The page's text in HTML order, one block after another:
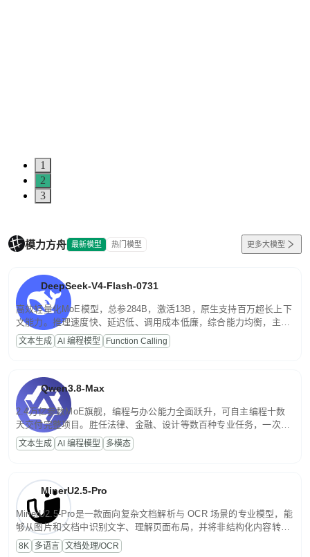
1
2
3
模力方舟 最新模型 热门模型 更多大模型
DeepSeek-V4-Flash-0731
高效轻量化MoE模型，总参284B，激活13B，原生支持百万超长上下
文能力。推理速度快、延迟低、调用成本低廉，综合能力均衡，主打
高并发、轻量化任务，适合日常对话、内容创作、基础 RAG、批量
文案处理等普惠刚需场景。
文本生成 AI 编程模型 Function Calling
Qwen3.8-Max
2.4万亿参数MoE旗舰，编程与办公能力全面跃升，可自主编程十数
天交付完整项目。胜任法律、金融、设计等数百种专业任务，一次对
话端到端交付生产级成果。原生视觉理解贯穿规划、执行与验证全流
程，支持超长文档与长视频的深度语义解析。长程任务中自主规划与
文本生成 AI 编程模型 多模态
MinerU2.5-Pro
MinerU2.5-Pro是一款面向复杂文档解析与 OCR 场景的专业模型，能
够从图片和文档中识别文字、理解页面布局，并将非结构化内容转换
为便于存储、检索和二次处理的结构化结果。
8K 多语言 文档处理/OCR